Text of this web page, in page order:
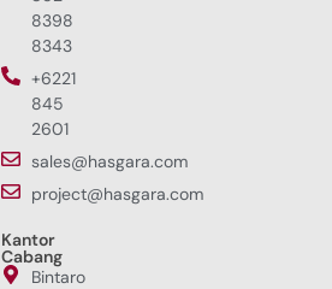
8398
8343
+6221
845
2601
sales@hasgara.com
project@hasgara.com
Kantor
Cabang
Bintaro